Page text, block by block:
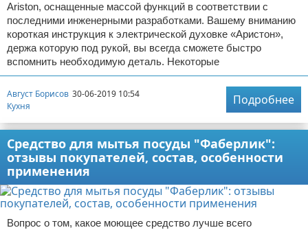
Ariston, оснащенные массой функций в соответствии с
последними инженерными разработками. Вашему вниманию
короткая инструкция к электрической духовке «Аристон»,
держа которую под рукой, вы всегда сможете быстро
вспомнить необходимую деталь. Некоторые
Август Борисов 30-06-2019 10:54
Кухня
Подробнее
Средство для мытья посуды "Фаберлик":
отзывы покупателей, состав, особенности
применения
Вопрос о том, какое моющее средство лучше всего